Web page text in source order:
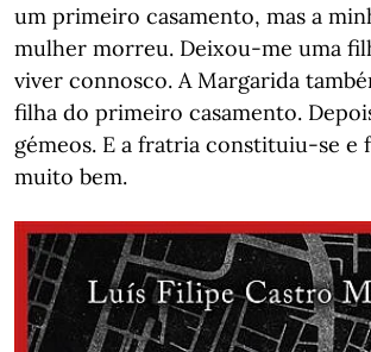
um primeiro casamento, mas a
mulher morreu. Deixou-me uma
viver connosco. A Margarida
filha do primeiro casamento.
gémeos. E a fratria constituiu-se e
muito bem.